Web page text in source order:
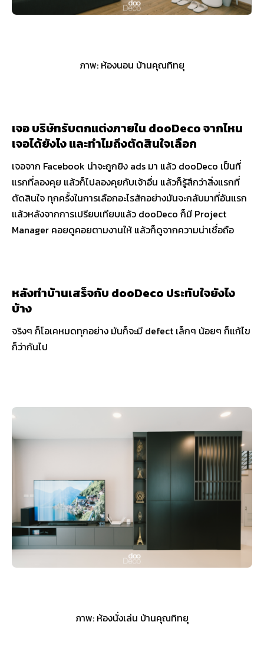
ภาพ: ห้องนอน บ้านคุณทิทยุ
เจอ บริษัทรับตกแต่งภายใน dooDeco จากไหน
เจอได้ยังไง และทำไมถึงตัดสินใจเลือก
เจอจาก Facebook น่าจะถูกยิง ads มา แล้ว dooDeco เป็นที่
แรกที่ลองคุย แล้วก็ไปลองคุยกับเจ้าอื่น แล้วก็รู้สึกว่าสิ่งแรกที่
ตัดสินใจ ทุกครั้งในการเลือกอะไรสักอย่างมันจะกลับมาที่อันแรก
แล้วหลังจากการเปรียบเทียบแล้ว dooDeco ก็มี Project
Manager คอยดูคอยตามงานให้ แล้วก็ดูจากความน่าเชื่อถือ
หลังทำบ้านเสร็จกับ dooDeco ประทับใจยังไง
บ้าง
จริงๆ ก็โอเคหมดทุกอย่าง มันก็จะมี defect เล็กๆ น้อยๆ ก็แก้ไข
ก็ว่ากันไป
ภาพ: ห้องนั่งเล่น บ้านคุณทิทยุ